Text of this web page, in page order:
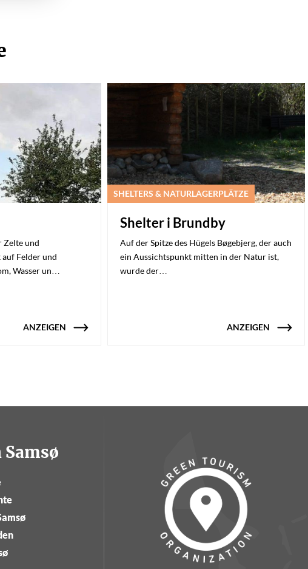
Zelte und
Felder und
Wasser un…
ANZEIGEN
SHELTERS & NATURLAGERPLÄTZE
Shelter i Brundby
Auf der Spitze des Hügels Bøgebjerg, der auch
ein Aussichtspunkt mitten in der Natur ist,
wurde der…
ANZEIGEN